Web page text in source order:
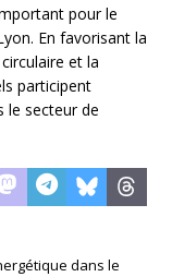
pour le
En favorisant la
et la
participent
le secteur de
dans le